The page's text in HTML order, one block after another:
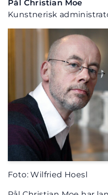
Pål Christian Moe
Kunstnerisk
Foto: Wilfried Hoesl